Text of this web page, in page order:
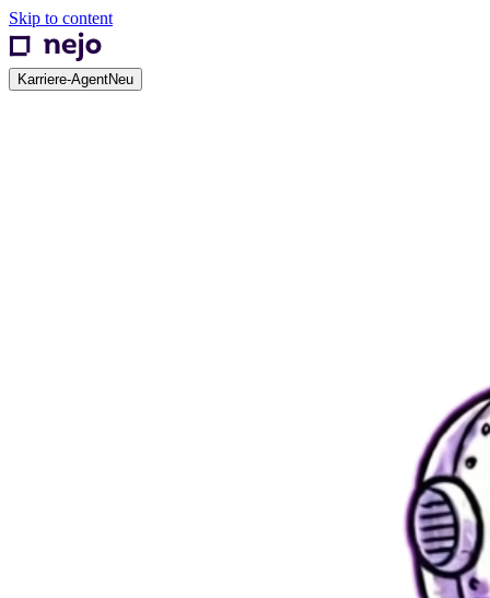
Skip to content
Karriere-AgentNeu